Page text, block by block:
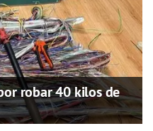
robar 40 kilos de